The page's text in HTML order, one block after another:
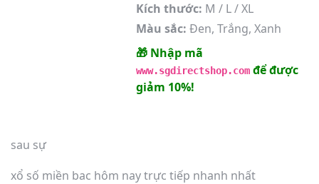
Kích thước: M / L / XL
Màu sắc: Đen, Trắng, Xanh
🎁 Nhập mã
www.sgdirectshop.com để được
giảm 10%!
sau sự
xổ số miền bac hôm nay trực tiếp nhanh nhất